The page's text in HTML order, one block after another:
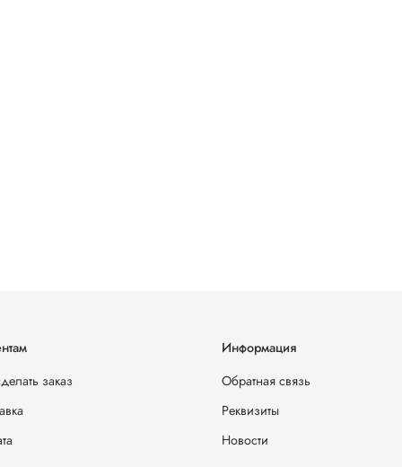
заказ
Информация
Обратная связь
Реквизиты
Новости